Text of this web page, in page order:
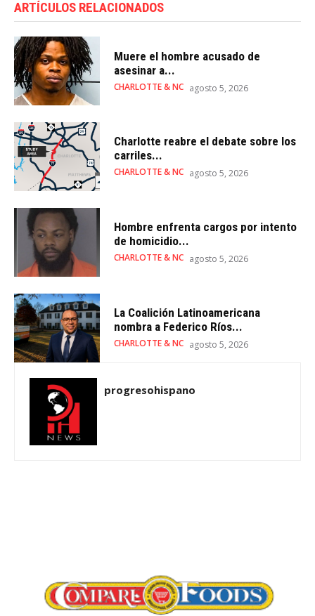
ARTÍCULOS RELACIONADOS
Muere el hombre acusado de
asesinar a...
CHARLOTTE & NC agosto 5, 2026
Charlotte reabre el debate sobre los
carriles...
CHARLOTTE & NC agosto 5, 2026
Hombre enfrenta cargos por intento
de homicidio...
CHARLOTTE & NC agosto 5, 2026
La Coalición Latinoamericana
nombra a Federico Ríos...
CHARLOTTE & NC agosto 5, 2026
progresohispano